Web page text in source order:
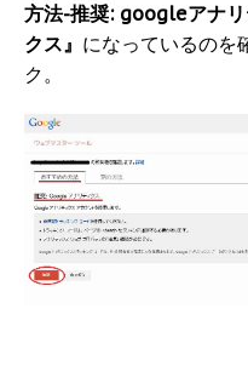
方法-推奨: googleアナリ
クス』 になっているのを
ク。